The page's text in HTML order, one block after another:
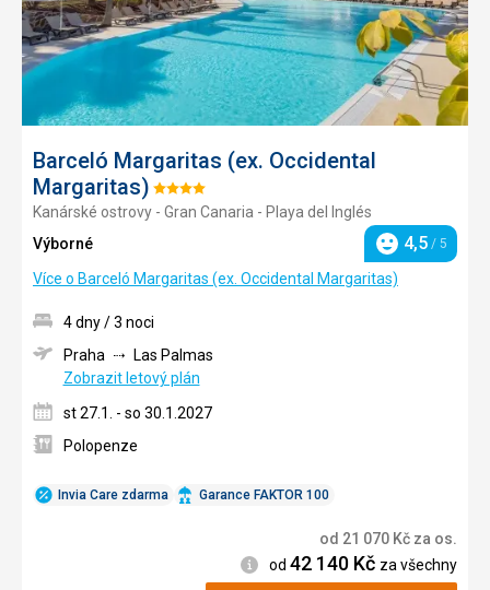
Barceló Margaritas (ex. Occidental
Margaritas) Hodnocení:
4/5
Kanárské ostrovy - Gran Canaria - Playa del Inglés
Výborné
Hodnocení
4,5 / 5
Více o Barceló Margaritas (ex. Occidental Margaritas)
Invia Care zdarma Garance FAKTOR 100
4 dny / 3 noci
Praha
Las Palmas
Zobrazit letový plán
st 27.1. - so 30.1.2027
Polopenze
od 21 070 Kč za os.
Informace
od 42 140 Kč za všechny